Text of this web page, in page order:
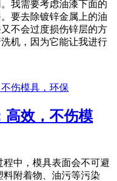
我需要考虑油漆下面的
要去除镀锌金属上的油
不会过度损伤锌层的方
机，因为它能让我进行
高效，不伤模
中，模具表面会不可避
附着物、油污等污染